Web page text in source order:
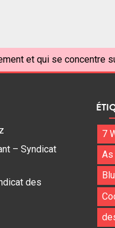
et qui se concentre
– Syndicat
des
7
As